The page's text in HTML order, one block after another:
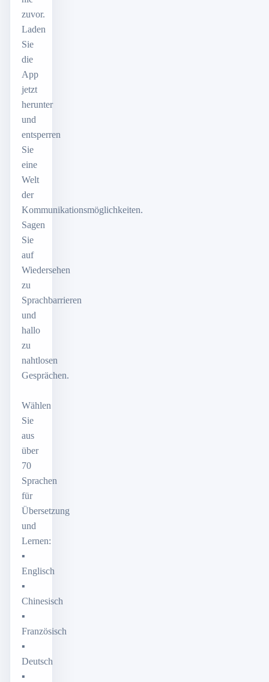
zuvor.
Laden
Sie
die
App
jetzt
herunter
und
entsperren
Sie
eine
Welt
der
Kommunikationsmöglichkeiten.
Sagen
Sie
auf
Wiedersehen
zu
Sprachbarrieren
und
hallo
zu
nahtlosen
Gesprächen.
Wählen
Sie
aus
über
70
Sprachen
für
Übersetzung
und
Lernen:
▪
Englisch
▪
Chinesisch
▪
Französisch
▪
Deutsch
▪